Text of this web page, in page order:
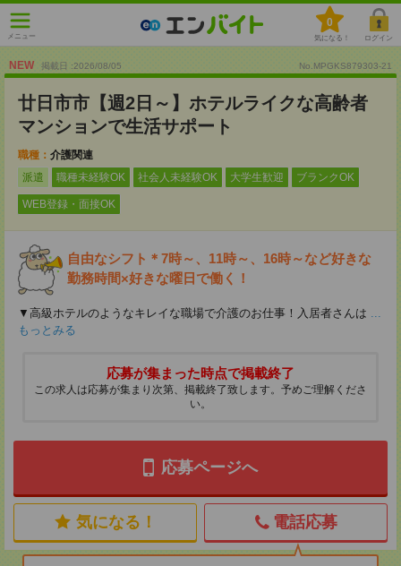
メニュー
0
気になる！ ログイン
NEW 掲載日 :2026/08/05 No.MPGKS879303-21
廿日市市【週2日～】ホテルライクな高齢者
マンションで生活サポート
職種： 介護関連
派遣
職種未経験OK 社会人未経験OK 大学生歓迎 ブランクOK
WEB登録・面接OK
自由なシフト＊7時～、11時～、16時～など好きな
勤務時間×好きな曜日で働く！
▼高級ホテルのようなキレイな職場で介護のお仕事！入居者さんは ...
もっとみる
応募が集まった時点で掲載終了
この求人は応募が集まり次第、掲載終了致します。予めご理解くださ
い。
応募ページへ
気になる！ 電話応募